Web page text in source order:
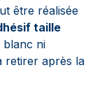
être réalisée
taille
blanc ni
retirer après la